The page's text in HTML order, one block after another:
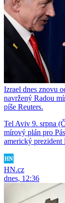
Izrael dnes znovu
navržený Radou
píše Reuters.
Tel Aviv 9. srpna
mírový plán pro
americký prezident
HN.cz
dnes, 12:36